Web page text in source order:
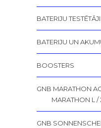
BATERIJU TESTĒTĀJI
BATERIJU UN
BOOSTERS
GNB MARATHON
MARATHON L /
GNB